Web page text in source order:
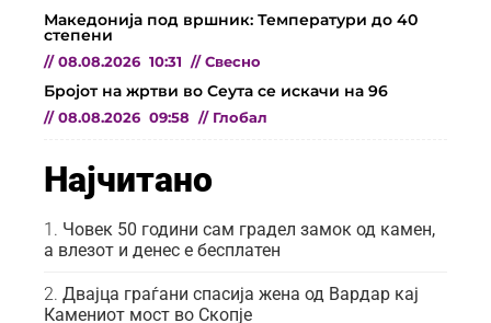
Македонија под вршник: Температури до 40
степени
// 08.08.2026 10:31 // Свесно
Бројот на жртви во Сеута се искачи на 96
// 08.08.2026 09:58 // Глобал
Најчитано
Човек 50 години сам градел замок од камен,
а влезот и денес е бесплатен
Двајца граѓани спасија жена од Вардар кај
Камениот мост во Скопје